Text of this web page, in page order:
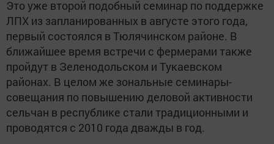
Это уже второй подобный семинар по поддержке
ЛПХ из запланированных в августе этого года,
первый состоялся в Тюлячинском районе. В
ближайшее время встречи с фермерами также
пройдут в Зеленодольском и Тукаевском
районах. В целом же зональные семинары-
совещания по повышению деловой активности
сельчан в республике стали традиционными и
проводятся с 2010 года дважды в год.